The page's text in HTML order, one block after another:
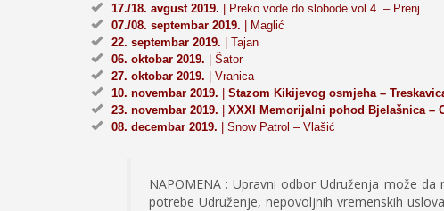
17./18. avgust 2019. | Preko vode do slobode vol 4. – Prenj
07./08. septembar 2019. | Maglić
22. septembar 2019. | Tajan
06. oktobar 2019. | Šator
27. oktobar 2019. | Vranica
10. novembar 2019. | Stazom Kikijevog osmjeha –
23. novembar 2019. | XXXI Memorijalni pohod Bjelašnica –
08. decembar 2019. | Snow Patrol – Vlašić
NAPOMENA : Upravni odbor Udruženja može
potrebe Udruženje, nepovoljnih vremenskih